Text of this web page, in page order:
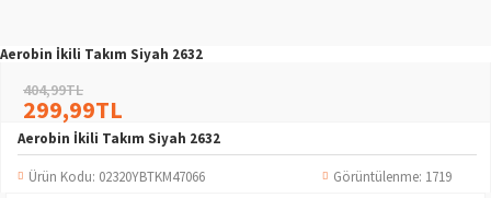
Aerobin İkili Takım Siyah 2632
Aerobin İkili Takım Siyah 2632
Ürün Kodu: 02320YBTKM47066 Görüntülenme: 1719
299,99TL
404,99TL